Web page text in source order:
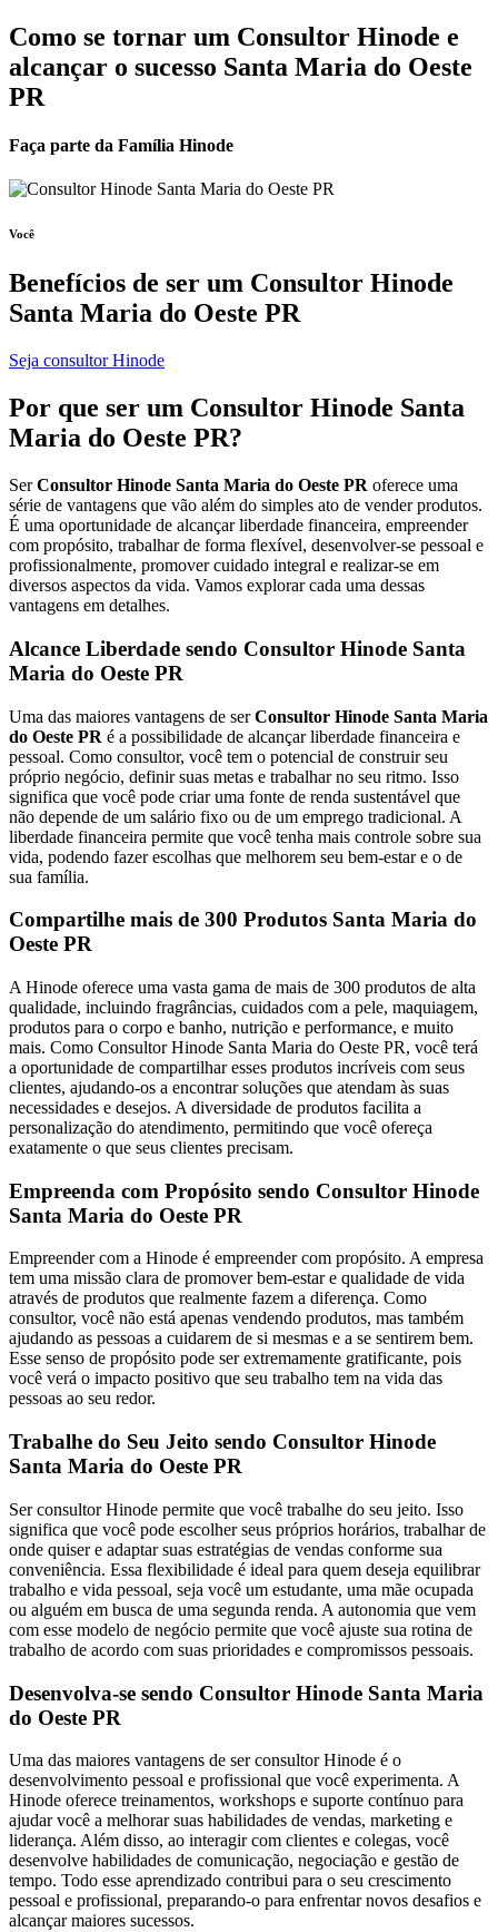
Como se tornar um Consultor Hinode e
alcançar o sucesso Santa Maria do Oeste
PR
Faça parte da Família Hinode
Você
Benefícios de ser um Consultor Hinode
Santa Maria do Oeste PR
Seja consultor Hinode
Por que ser um Consultor Hinode Santa
Maria do Oeste PR?
SerConsultor Hinode Santa Maria do Oeste PR oferece uma
série de vantagens que vão além do simples ato de vender produtos.
É uma oportunidade de alcançar liberdade financeira, empreender
com propósito, trabalhar de forma flexível, desenvolver-se pessoal e
profissionalmente, promover cuidado integral e realizar-se em
diversos aspectos da vida. Vamos explorar cada uma dessas
vantagens em detalhes.
Alcance Liberdade sendo Consultor Hinode Santa
Maria do Oeste PR
Uma das maiores vantagens de serConsultor Hinode Santa Maria
do Oeste PR é a possibilidade de alcançar liberdade financeira e
pessoal. Como consultor, você tem o potencial de construir seu
próprio negócio, definir suas metas e trabalhar no seu ritmo. Isso
significa que você pode criar uma fonte de renda sustentável que
não depende de um salário fixo ou de um emprego tradicional. A
liberdade financeira permite que você tenha mais controle sobre sua
vida, podendo fazer escolhas que melhorem seu bem-estar e o de
sua família.
Compartilhe mais de 300 Produtos Santa Maria do
Oeste PR
A Hinode oferece uma vasta gama de mais de 300 produtos de alta
qualidade, incluindo fragrâncias, cuidados com a pele, maquiagem,
produtos para o corpo e banho, nutrição e performance, e muito
mais. Como Consultor Hinode Santa Maria do Oeste PR, você terá
a oportunidade de compartilhar esses produtos incríveis com seus
clientes, ajudando-os a encontrar soluções que atendam às suas
necessidades e desejos. A diversidade de produtos facilita a
personalização do atendimento, permitindo que você ofereça
exatamente o que seus clientes precisam.
Empreenda com Propósito sendo Consultor Hinode
Santa Maria do Oeste PR
Empreender com a Hinode é empreender com propósito. A empresa
tem uma missão clara de promover bem-estar e qualidade de vida
através de produtos que realmente fazem a diferença. Como
consultor, você não está apenas vendendo produtos, mas também
ajudando as pessoas a cuidarem de si mesmas e a se sentirem bem.
Esse senso de propósito pode ser extremamente gratificante, pois
você verá o impacto positivo que seu trabalho tem na vida das
pessoas ao seu redor.
Trabalhe do Seu Jeito sendo Consultor Hinode
Santa Maria do Oeste PR
Ser consultor Hinode permite que você trabalhe do seu jeito. Isso
significa que você pode escolher seus próprios horários, trabalhar de
onde quiser e adaptar suas estratégias de vendas conforme sua
conveniência. Essa flexibilidade é ideal para quem deseja equilibrar
trabalho e vida pessoal, seja você um estudante, uma mãe ocupada
ou alguém em busca de uma segunda renda. A autonomia que vem
com esse modelo de negócio permite que você ajuste sua rotina de
trabalho de acordo com suas prioridades e compromissos pessoais.
Desenvolva-se sendo Consultor Hinode Santa Maria
do Oeste PR
Uma das maiores vantagens de ser consultor Hinode é o
desenvolvimento pessoal e profissional que você experimenta. A
Hinode oferece treinamentos, workshops e suporte contínuo para
ajudar você a melhorar suas habilidades de vendas, marketing e
liderança. Além disso, ao interagir com clientes e colegas, você
desenvolve habilidades de comunicação, negociação e gestão de
tempo. Todo esse aprendizado contribui para o seu crescimento
pessoal e profissional, preparando-o para enfrentar novos desafios e
alcançar maiores sucessos.